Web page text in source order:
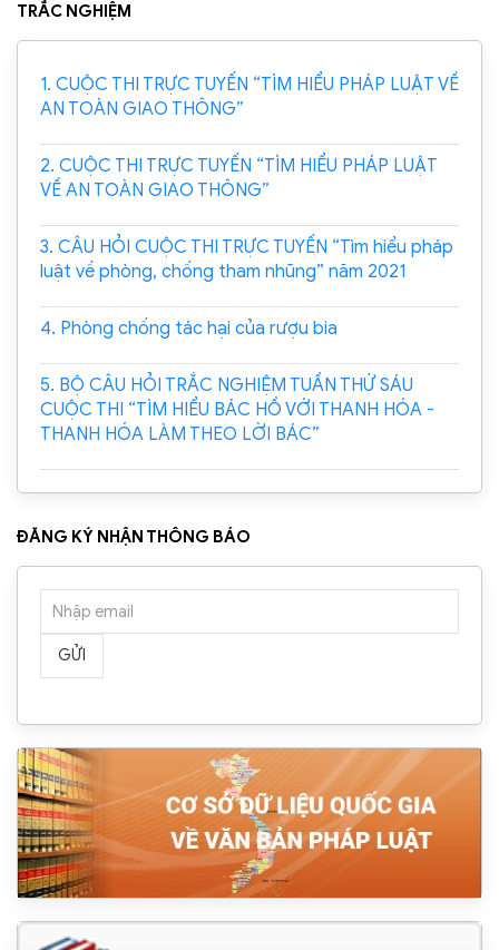
TRẮC NGHIỆM
1. CUỘC THI TRỰC TUYẾN “TÌM HIỂU PHÁP LUẬT VỀ
AN TOÀN GIAO THÔNG”
2. CUỘC THI TRỰC TUYẾN “TÌM HIỂU PHÁP LUẬT
VỀ AN TOÀN GIAO THÔNG”
3. CÂU HỎI CUỘC THI TRỰC TUYẾN “Tìm hiểu pháp
luật về phòng, chống tham nhũng” năm 2021
4. Phòng chống tác hại của rượu bia
5. BỘ CÂU HỎI TRẮC NGHIỆM TUẦN THỨ SÁU
CUỘC THI “TÌM HIỂU BÁC HỒ VỚI THANH HÓA -
THANH HÓA LÀM THEO LỜI BÁC”
ĐĂNG KÝ NHẬN THÔNG BÁO
GỬI